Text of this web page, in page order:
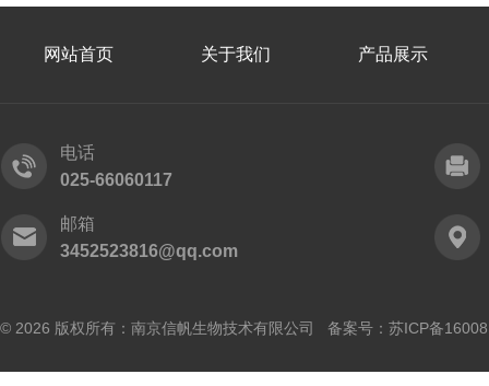
网站首页 关于我们 产品展示
电话
025-66060117
邮箱
3452523816@qq.com
© 2026 版权所有：南京信帆生物技术有限公司 备案号： 苏ICP备